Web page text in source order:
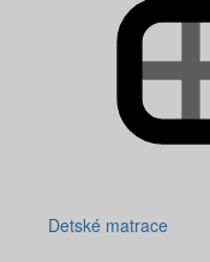
Detské matrace